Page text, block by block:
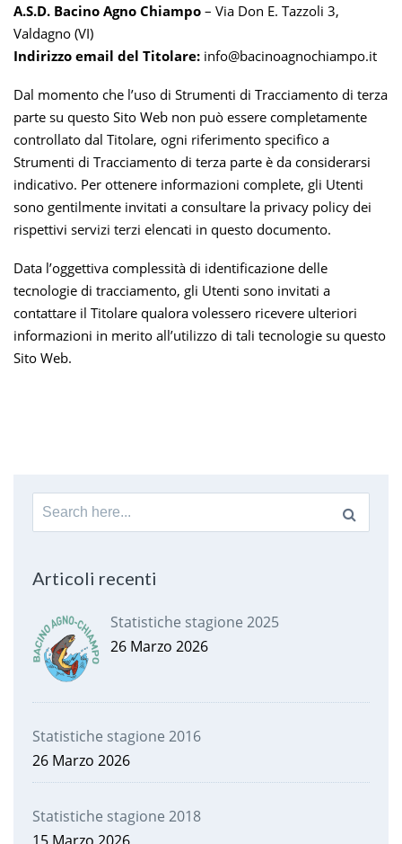
A.S.D. Bacino Agno Chiampo – Via Don E. Tazzoli 3,
Valdagno (VI)
Indirizzo email del Titolare: info@bacinoagnochiampo.it
Dal momento che l’uso di Strumenti di Tracciamento di terza
parte su questo Sito Web non può essere completamente
controllato dal Titolare, ogni riferimento specifico a
Strumenti di Tracciamento di terza parte è da considerarsi
indicativo. Per ottenere informazioni complete, gli Utenti
sono gentilmente invitati a consultare la privacy policy dei
rispettivi servizi terzi elencati in questo documento.
Data l’oggettiva complessità di identificazione delle
tecnologie di tracciamento, gli Utenti sono invitati a
contattare il Titolare qualora volessero ricevere ulteriori
informazioni in merito all’utilizzo di tali tecnologie su questo
Sito Web.
Search
for:
Articoli recenti
Statistiche stagione 2025
26 Marzo 2026
Statistiche stagione 2016
26 Marzo 2026
Statistiche stagione 2018